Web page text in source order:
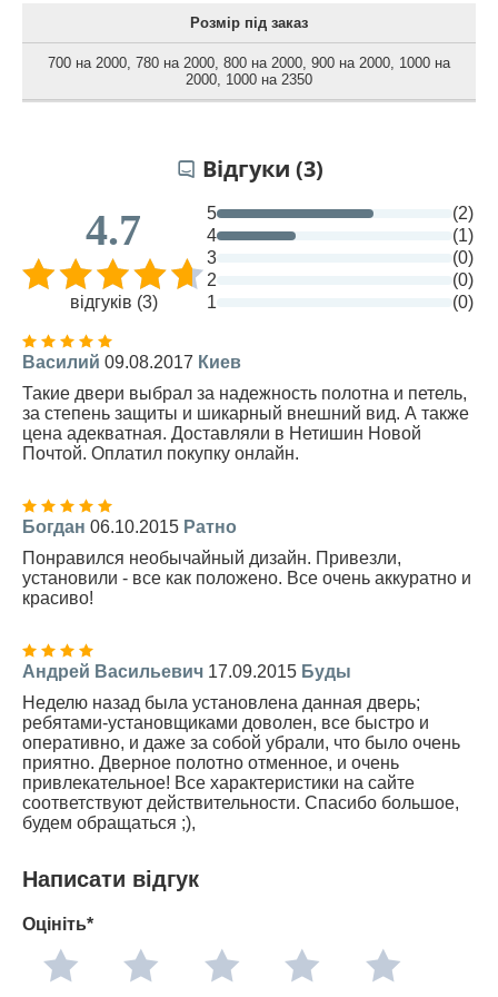
Розмір під заказ
700 на 2000 780 на 2000 800 на 2000 900 на 2000 1000 на
2000 1000 на 2350
Відгуки (3)
4.7
відгуків (3)
5
(2)
4
(1)
3
(0)
2
(0)
1
(0)
Василий 09.08.2017 Киев
Такие двери выбрал за надежность полотна и петель,
за степень защиты и шикарный внешний вид. А также
цена адекватная. Доставляли в Нетишин Новой
Почтой. Оплатил покупку онлайн.
Богдан 06.10.2015 Ратно
Понравился необычайный дизайн. Привезли,
установили - все как положено. Все очень аккуратно и
красиво!
Андрей Васильевич 17.09.2015 Буды
Неделю назад была установлена данная дверь;
ребятами-установщиками доволен, все быстро и
оперативно, и даже за собой убрали, что было очень
приятно. Дверное полотно отменное, и очень
привлекательное! Все характеристики на сайте
соответствуют действительности. Спасибо большое,
будем обращаться ;),
Написати відгук
Оцініть*